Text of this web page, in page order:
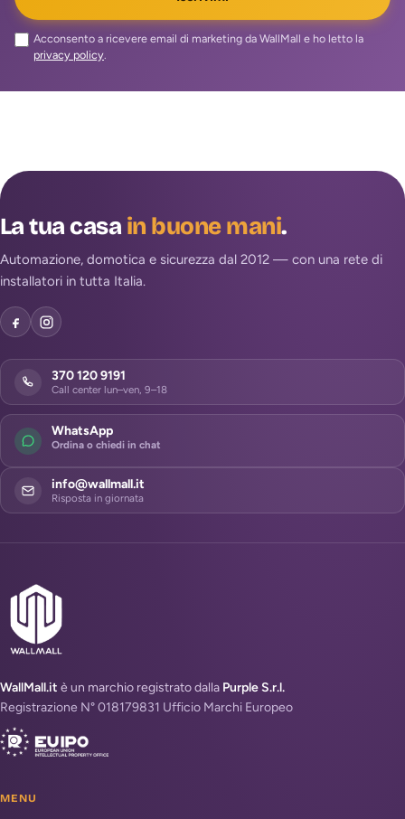
Acconsento a ricevere email di marketing da WallMall e ho letto la
privacy policy.
La tua casain buone mani.
Automazione, domotica e sicurezza dal 2012 — con una rete di
installatori in tutta Italia.
370 120 9191
Call center lun–ven, 9–18
WhatsApp
Ordina o chiedi in chat
info@wallmall.it
Risposta in giornata
WallMall.it è un marchio registrato dalla Purple S.r.l.
Registrazione N° 018179831 Ufficio Marchi Europeo
MENU